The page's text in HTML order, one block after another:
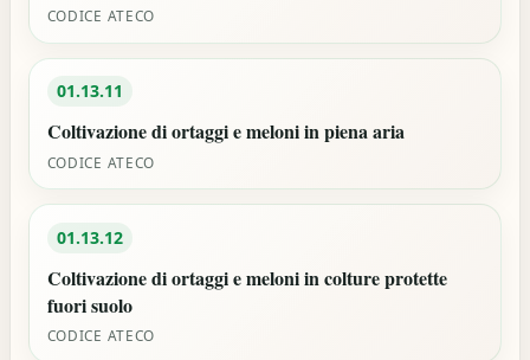
CODICE ATECO
01.13.11
Coltivazione di ortaggi e meloni in piena aria
CODICE ATECO
01.13.12
Coltivazione di ortaggi e meloni in colture protette
fuori suolo
CODICE ATECO